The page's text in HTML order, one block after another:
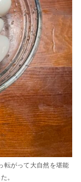
転がって大自然を堪能
。